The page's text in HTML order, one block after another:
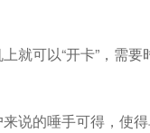
就可以“开卡”，需
说的唾手可得，使